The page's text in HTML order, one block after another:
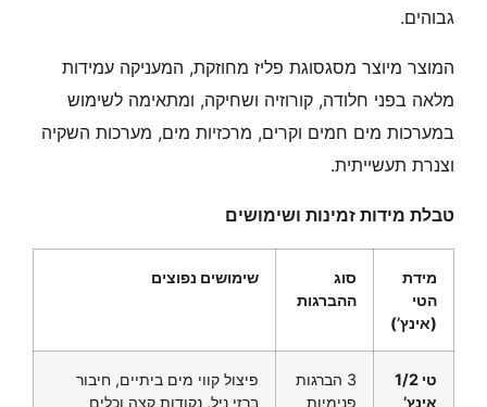
גבוהים.
המוצר מיוצר מסגסוגת פליז מחוזקת, המעניקה עמידות
מלאה בפני חלודה, קורוזיה ושחיקה, ומתאימה לשימוש
במערכות מים חמים וקרים, מרכזיות מים, מערכות השקיה
וצנרת תעשייתית.
טבלת מידות זמינות ושימושים
מידת
הטי
(אינץ’)
סוג
ההברגות
שימושים נפוצים
טי 1/2
אינץ’
3 הברגות
פנימיות
פיצול קווי מים ביתיים, חיבור
ברזי ניל, נקודות קצה וכלים